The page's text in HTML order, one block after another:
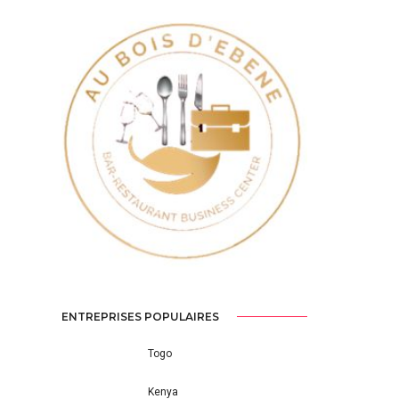
Previous Next
ENTREPRISES POPULAIRES
Togo
Kenya